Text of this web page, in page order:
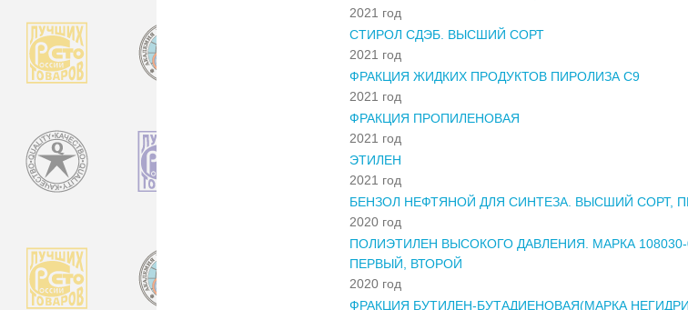
2021 год
СТИРОЛ СДЭБ. ВЫСШИЙ СОРТ
2021 год
ФРАКЦИЯ ЖИДКИХ ПРОДУКТОВ ПИРОЛИЗА С9
2021 год
ФРАКЦИЯ ПРОПИЛЕНОВАЯ
2021 год
ЭТИЛЕН
2021 год
БЕНЗОЛ НЕФТЯНОЙ ДЛЯ СИНТЕЗА. ВЫСШИЙ СОРТ,
2020 год
ПОЛИЭТИЛЕН ВЫСОКОГО ДАВЛЕНИЯ. МАРКА
ПЕРВЫЙ, ВТОРОЙ
2020 год
ФРАКЦИЯ БУТИЛЕН-БУТАДИЕНОВАЯ(МАРКА